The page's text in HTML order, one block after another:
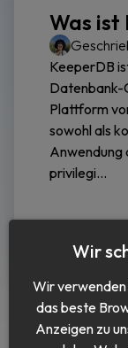
Was ist
KeeperDB
Datenbank-
Plattform
sowohl als
Anwendung
privilegi...
Wir
Wir verwenden
das beste
Anzeigen zu